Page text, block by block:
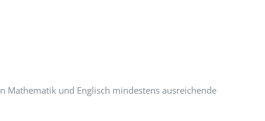
Mathematik und Englisch mindestens ausreichende